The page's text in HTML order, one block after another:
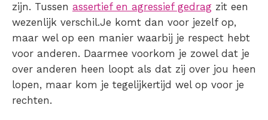
zijn. Tussen assertief en agressief gedrag zit een
wezenlijk verschil.Je komt dan voor jezelf op,
maar wel op een manier waarbij je respect hebt
voor anderen. Daarmee voorkom je zowel dat je
over anderen heen loopt als dat zij over jou heen
lopen, maar kom je tegelijkertijd wel op voor je
rechten.